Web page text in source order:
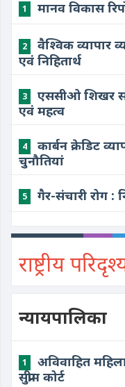
1 मानव विकास
2
वैश्विक व्यापार
एवं निहितार्थ
3
एससीओ शिखर
एवं महत्व
4
कार्बन क्रेडिट
चुनौतियां
5 गैर-संचारी रोग :
राष्ट्रीय
न्यायपालिका
1
अविवाहित
सुप्रीम कोर्ट